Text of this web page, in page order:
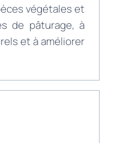
végétales et
de pâturage, à
et à améliorer